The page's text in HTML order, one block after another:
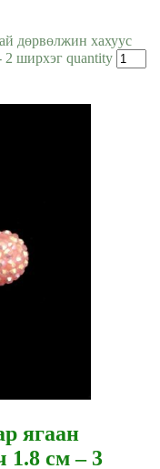
дөрвөлжин хахуус
2 ширхэг quantity
ягаан
1.8 см – 3